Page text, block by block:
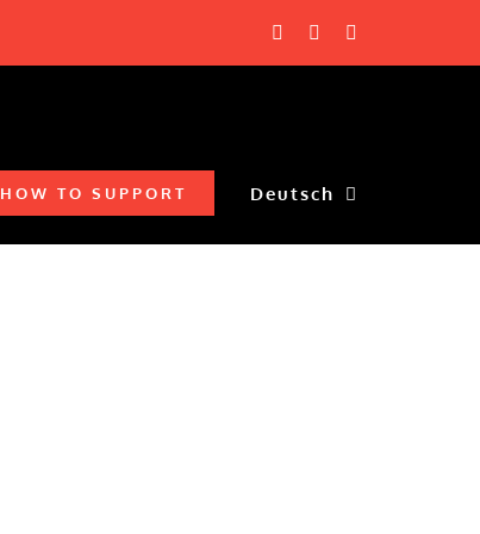
FacebookYouTube
HOW TO SUPPORT Deutsch